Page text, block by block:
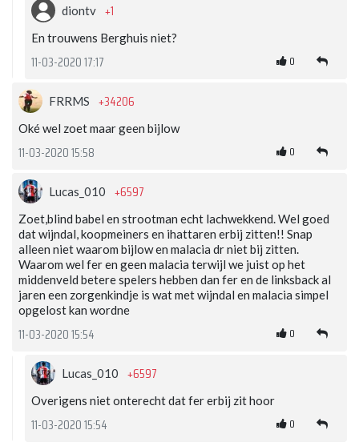
diontv +1
En trouwens Berghuis niet?
11-03-2020 17:17 0
FRRMS +34206
Oké wel zoet maar geen bijlow
11-03-2020 15:58 0
Lucas_010 +6597
Zoet,blind babel en strootman echt lachwekkend. Wel goed
dat wijndal, koopmeiners en ihattaren erbij zitten!! Snap
alleen niet waarom bijlow en malacia dr niet bij zitten.
Waarom wel fer en geen malacia terwijl we juist op het
middenveld betere spelers hebben dan fer en de linksback al
jaren een zorgenkindje is wat met wijndal en malacia simpel
opgelost kan wordne
11-03-2020 15:54 0
Lucas_010 +6597
Overigens niet onterecht dat fer erbij zit hoor
11-03-2020 15:54 0